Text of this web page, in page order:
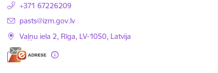
+371 67226209
E-pasts:
pasts@izm.gov.lv
Vaļņu iela 2, Rīga, LV-1050, Latvija